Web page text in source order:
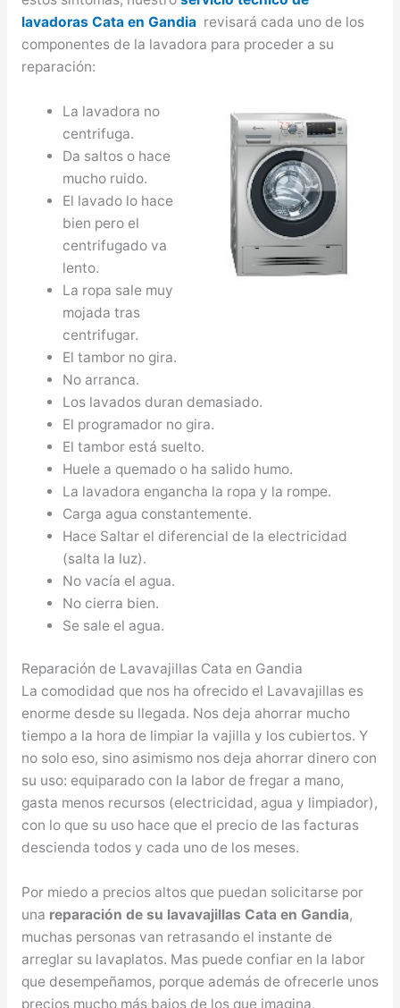
lavadoras Cata en Gandia revisará cada uno de los
componentes de la lavadora para proceder a su
reparación:
La lavadora no
centrifuga.
Da saltos o hace
mucho ruido.
El lavado lo hace
bien pero el
centrifugado va
lento.
La ropa sale muy
mojada tras
centrifugar.
El tambor no gira.
No arranca.
Los lavados duran demasiado.
El programador no gira.
El tambor está suelto.
Huele a quemado o ha salido humo.
La lavadora engancha la ropa y la rompe.
Carga agua constantemente.
Hace Saltar el diferencial de la electricidad
(salta la luz).
No vacía el agua.
No cierra bien.
Se sale el agua.
Reparación de Lavavajillas Cata en Gandia
La comodidad que nos ha ofrecido el Lavavajillas es
enorme desde su llegada. Nos deja ahorrar mucho
tiempo a la hora de limpiar la vajilla y los cubiertos. Y
no solo eso, sino asimismo nos deja ahorrar dinero con
su uso: equiparado con la labor de fregar a mano,
gasta menos recursos (electricidad, agua y limpiador),
con lo que su uso hace que el precio de las facturas
descienda todos y cada uno de los meses.
Por miedo a precios altos que puedan solicitarse por
una reparación de su lavavajillas Cata en Gandia,
muchas personas van retrasando el instante de
arreglar su lavaplatos. Mas puede confiar en la labor
que desempeñamos, porque además de ofrecerle unos
precios mucho más bajos de los que imagina,